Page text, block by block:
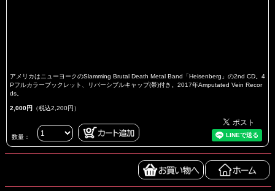
アメリカはニューヨークのSlamming Brutal Death Metal Band「Heisenberg」の2nd CD。4
Pフルカラーブックレット、リバーシブルキャップ(帯)付き。2017年Amputated Vein Recor
ds。
2,000円 （税込2,200円）
数量：